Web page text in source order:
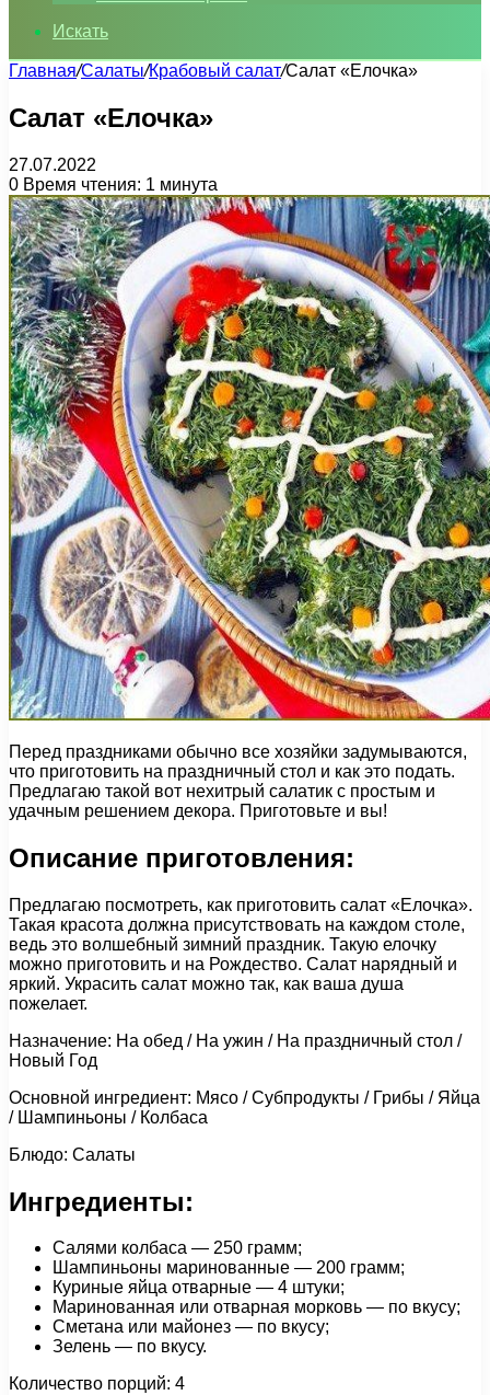
Искать
Главная/Салаты/Крабовый салат/Салат «Елочка»
Салат «Елочка»
27.07.2022
0 Время чтения: 1 минута
Перед праздниками обычно все хозяйки задумываются,
что приготовить на праздничный стол и как это подать.
Предлагаю такой вот нехитрый салатик с простым и
удачным решением декора. Приготовьте и вы!
Описание приготовления:
Предлагаю посмотреть, как приготовить салат «Елочка».
Такая красота должна присутствовать на каждом столе,
ведь это волшебный зимний праздник. Такую елочку
можно приготовить и на Рождество. Салат нарядный и
яркий. Украсить салат можно так, как ваша душа
пожелает.
Назначение: На обед / На ужин / На праздничный стол /
Новый Год
Основной ингредиент: Мясо / Субпродукты / Грибы / Яйца
/ Шампиньоны / Колбаса
Блюдо: Салаты
Ингредиенты:
Салями колбаса — 250 грамм;
Шампиньоны маринованные — 200 грамм;
Куриные яйца отварные — 4 штуки;
Маринованная или отварная морковь — по вкусу;
Сметана или майонез — по вкусу;
Зелень — по вкусу.
Количество порций: 4